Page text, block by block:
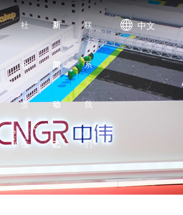
社
会
责
任
新
闻
动
态
联
系
我
们
中文